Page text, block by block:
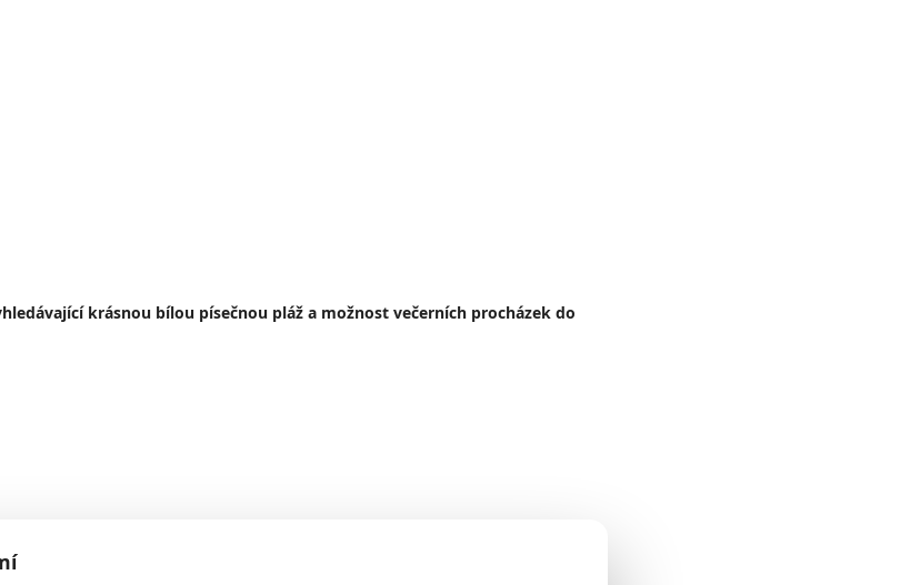
krásnou bílou písečnou pláž a možnost večerních procházek do